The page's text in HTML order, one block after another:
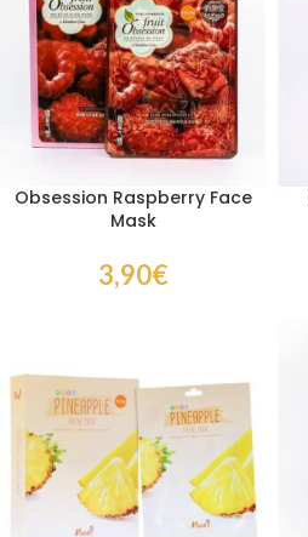
Obsession Raspberry Face
Mask
3,90€